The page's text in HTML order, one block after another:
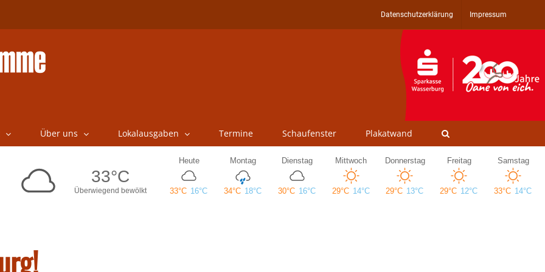
Datenschutzerklärung Impressum
Über uns Lokalausgaben Termine Schaufenster Plakatwand